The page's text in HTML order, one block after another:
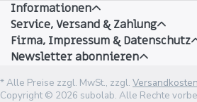
Informationen
Service, Versand & Zahlung
Firma, Impressum & Datenschutz
Newsletter abonnieren
* Alle Preise zzgl. MwSt., zzgl. Versandkosten
Copyright © 2026 subolab. Alle Rechte